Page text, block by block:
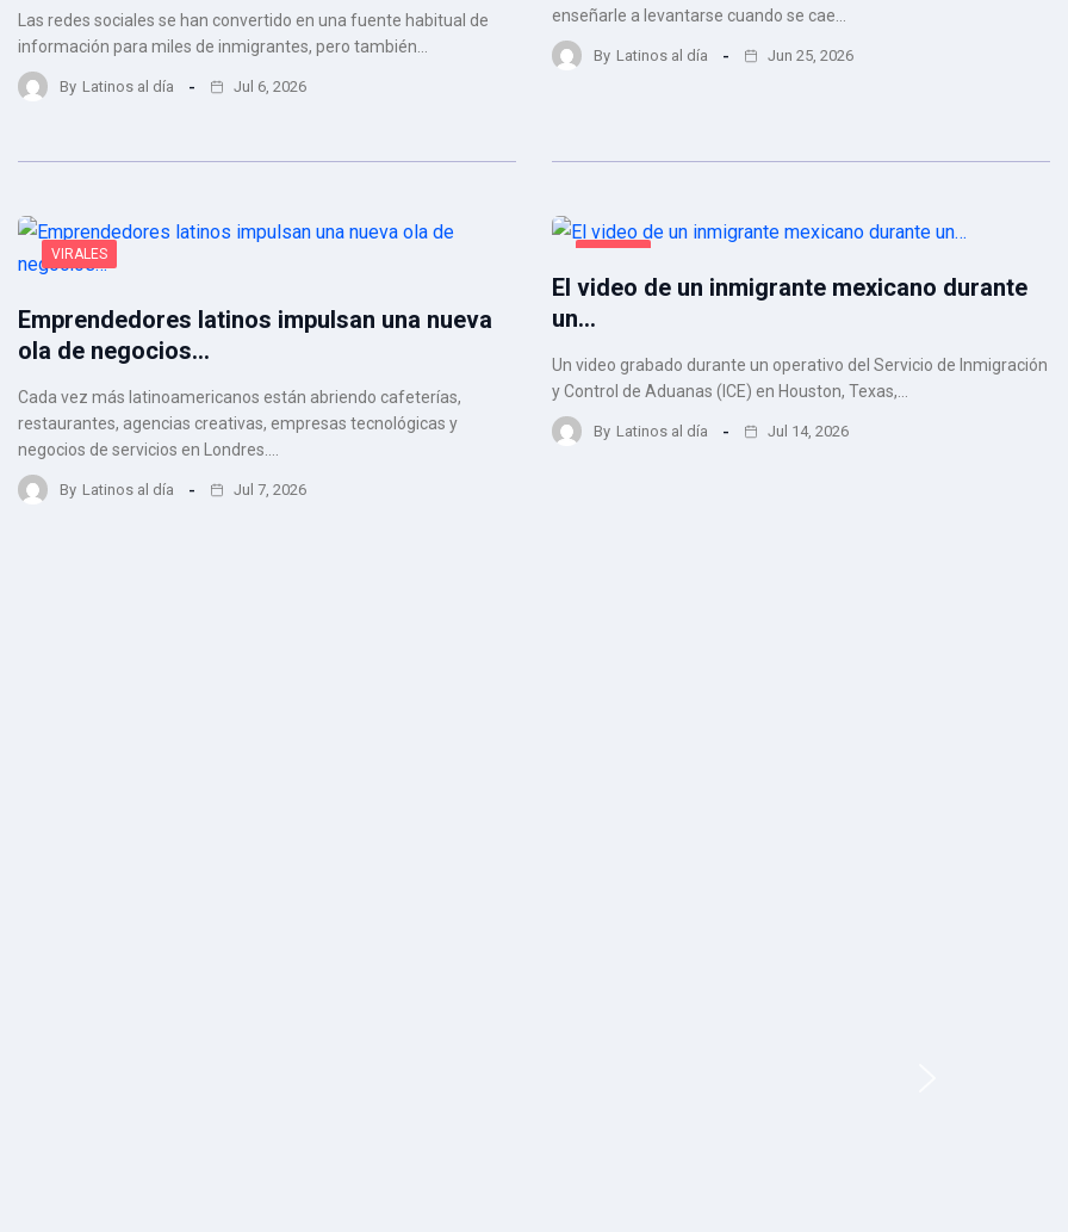
Las redes sociales se han convertido en una fuente habitual de
información para miles de inmigrantes, pero también…
By Latinos al día Jul 6, 2026
enseñarle a levantarse cuando se cae…
By Latinos al día Jun 25, 2026
VIRALES
Emprendedores latinos impulsan una nueva
ola de negocios…
Cada vez más latinoamericanos están abriendo cafeterías,
restaurantes, agencias creativas, empresas tecnológicas y
negocios de servicios en Londres.…
By Latinos al día Jul 7, 2026
El video de un inmigrante mexicano durante
un…
Un video grabado durante un operativo del Servicio de Inmigración
y Control de Aduanas (ICE) en Houston, Texas,…
By Latinos al día Jul 14, 2026